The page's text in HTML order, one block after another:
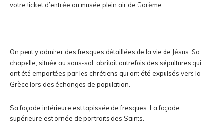
votre ticket d’entrée au musée plein air de Gorème.
On peut y admirer des fresques détaillées de la vie de Jésus. Sa
chapelle, située au sous-sol, abritait autrefois des sépultures qui
ont été emportées par les chrétiens qui ont été expulsés vers la
Grèce lors des échanges de population.
Sa façade intérieure est tapissée de fresques. La façade
supérieure est ornée de portraits des Saints.